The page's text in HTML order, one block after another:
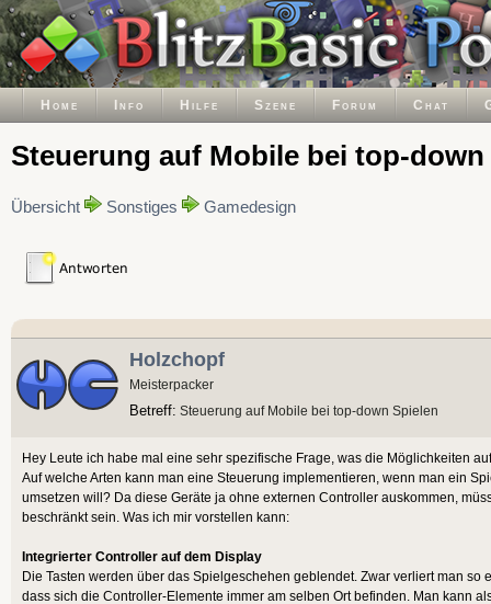
Home Info Hilfe Szene Forum Chat
Steuerung auf Mobile bei top-down
Übersicht Sonstiges Gamedesign
Holzchopf
Meisterpacker
Betreff: Steuerung auf Mobile bei top-down Spielen
Hey Leute ich habe mal eine sehr spezifische Frage, was die Möglichkeiten
Auf welche Arten kann man eine Steuerung implementieren, wenn man ein
umsetzen will? Da diese Geräte ja ohne externen Controller auskommen,
beschränkt sein. Was ich mir vorstellen kann:
Integrierter Controller auf dem Display
Die Tasten werden über das Spielgeschehen geblendet. Zwar verliert man so
dass sich die Controller-Elemente immer am selben Ort befinden. Man kann